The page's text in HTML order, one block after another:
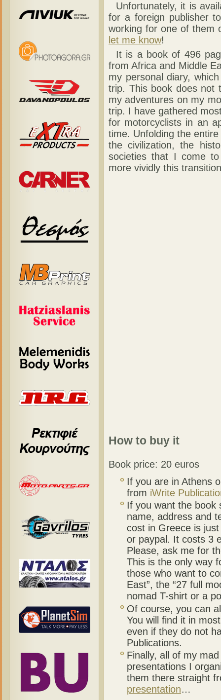
Unfortunately, it is
for a foreign publisher
working for one of them
let me know!
It is a book of 496
from Africa and Middle
my personal diary,
trip. This book does not
my adventures on my
trip. I have gathered
for motorcyclists in an
time. Unfolding the
the civilization, the
societies that I come
more vividly this
How to buy it
Book price: 20 euros
If you are in Athens
from iWrite
If you want the
name, address and
cost in Greece is
or paypal. It costs 3
Please, ask me for
This is the only way
those who want to
East”, the “27 full
nomad T-shirt or a
Of course, you can
You will find it in
even if they do not
Publications.
Finally, all of my
presentations I
them there straight
presentation…